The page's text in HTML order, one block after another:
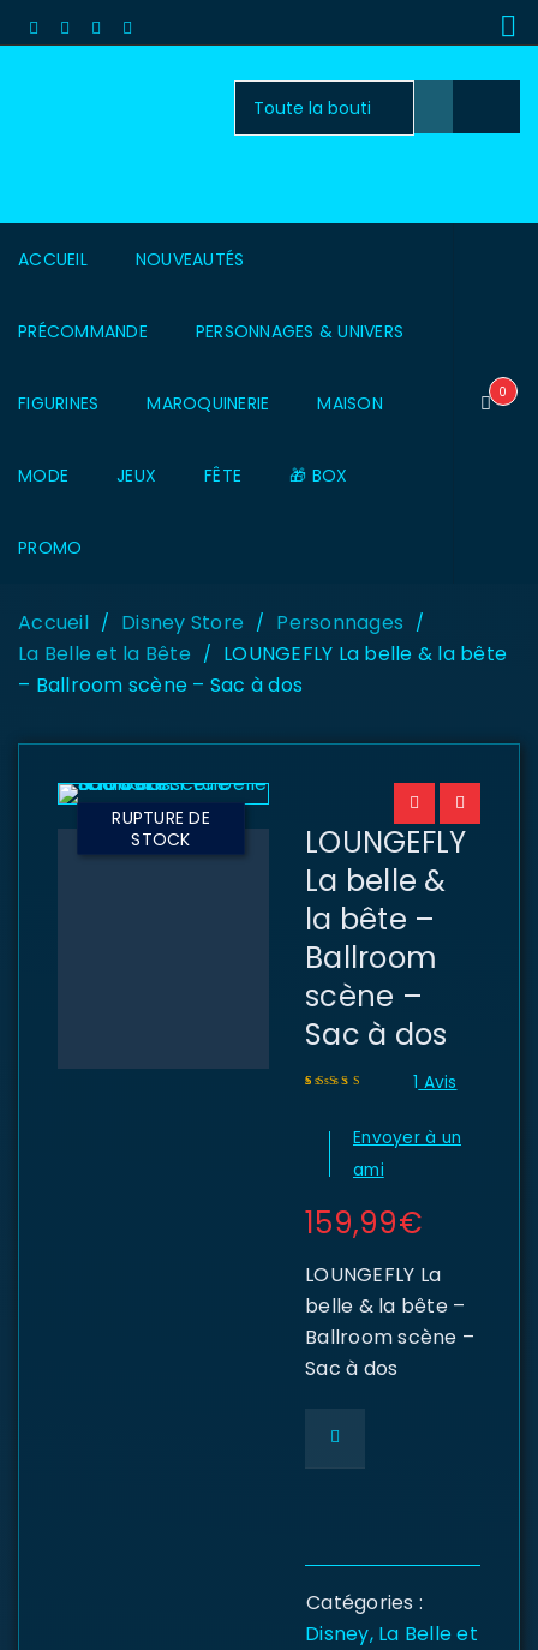
ACCUEIL NOUVEAUTÉS
PRÉCOMMANDE PERSONNAGES & UNIVERS
FIGURINES MAROQUINERIE MAISON
MODE JEUX FÊTE 🎁 BOX
PROMO
0
Accueil / Disney Store / Personnages /
La Belle et la Bête / LOUNGEFLY La belle & la bête
– Ballroom scène – Sac à dos
RUPTURE DE
STOCK
LOUNGEFLY
La belle &
la bête –
Ballroom
scène –
Sac à dos
basé sur
1 Avis
Envoyer à un
ami
159,99€
LOUNGEFLY La
belle & la bête –
Ballroom scène –
Sac à dos
Catégories :
Disney, La Belle et